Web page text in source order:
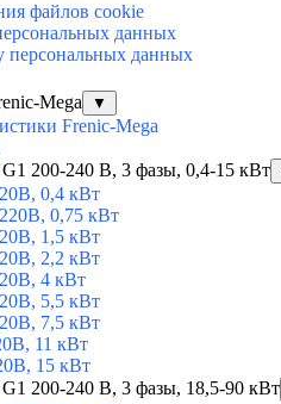
файлов cookie
данных
персональных данных
Mega ▼
Frenic-Mega
200-240 В, 3 фазы, 0,4-15 кВт
0,4 кВт
0,75 кВт
1,5 кВт
2,2 кВт
4 кВт
5,5 кВт
7,5 кВт
11 кВт
15 кВт
200-240 В, 3 фазы, 18,5-90 кВт